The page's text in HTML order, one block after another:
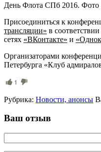
День Флота СПб 2016.
Присоединиться к
трансляции» в соответствии
сетях «ВКонтакте» и
Организаторами
Петербурга «Клуб
1
Рубрика: Новости, анонсы
Ваш отзыв